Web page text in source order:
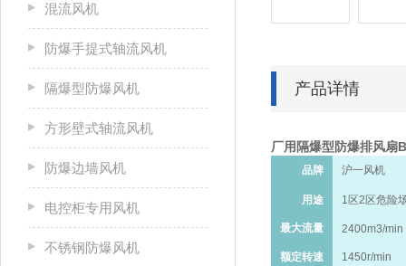
混流风机
防爆手提式轴流风机
隔爆型防爆风机
方形壁式轴流风机
防爆边墙风机
电控柜专用风机
不锈钢防爆风机
产品详情
厂用隔爆型防爆排风扇
品牌 沪一风机
用途 1区2区危险
最大流量 2400m3/min
额定转速 1450r/min